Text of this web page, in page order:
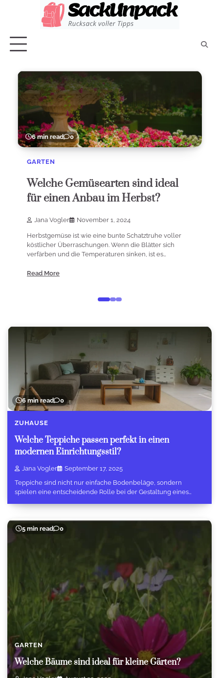
6 min read 0
GARTEN
Welche Gemüsearten sind ideal
für einen Anbau im Herbst?
Jana Vogler November 1, 2024
Herbstgemüse ist wie eine bunte Schatztruhe voller
köstlicher Überraschungen. Wenn die Blätter sich
verfärben und die Temperaturen sinken, ist es…
Read More
6 min read 0
ZUHAUSE
Welche Teppiche passen perfekt in einen
modernen Einrichtungsstil?
Jana Vogler
September 17, 2025
Teppiche sind nicht nur einfache Bodenbeläge, sondern
spielen eine entscheidende Rolle bei der Gestaltung eines…
5 min read 0
GARTEN
Welche Bäume sind ideal für kleine Gärten?